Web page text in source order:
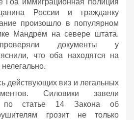
Гоа иммиграционная полиция
России и гражданку
произошло в популярном
Мандрем на севере штата.
документы у
что оба находятся на
действующих виз и легальных
Силовики завели
по статье 14 Закона об
грозит не только